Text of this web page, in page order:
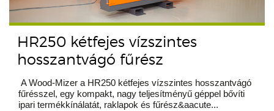
HR250 kétfejes vízszintes
hosszantvágó fűrész
A Wood-Mizer a HR250 kétfejes vízszintes hosszantvágó
fűrésszel, egy kompakt, nagy teljesítményű géppel bővíti
ipari termékkínálatát, raklapok és fűrész&aacute...